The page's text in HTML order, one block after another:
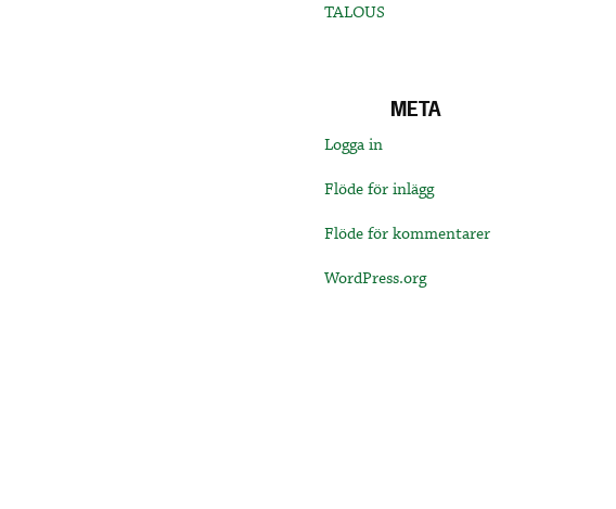
TALOUS
META
Logga in
Flöde för inlägg
Flöde för kommentarer
WordPress.org